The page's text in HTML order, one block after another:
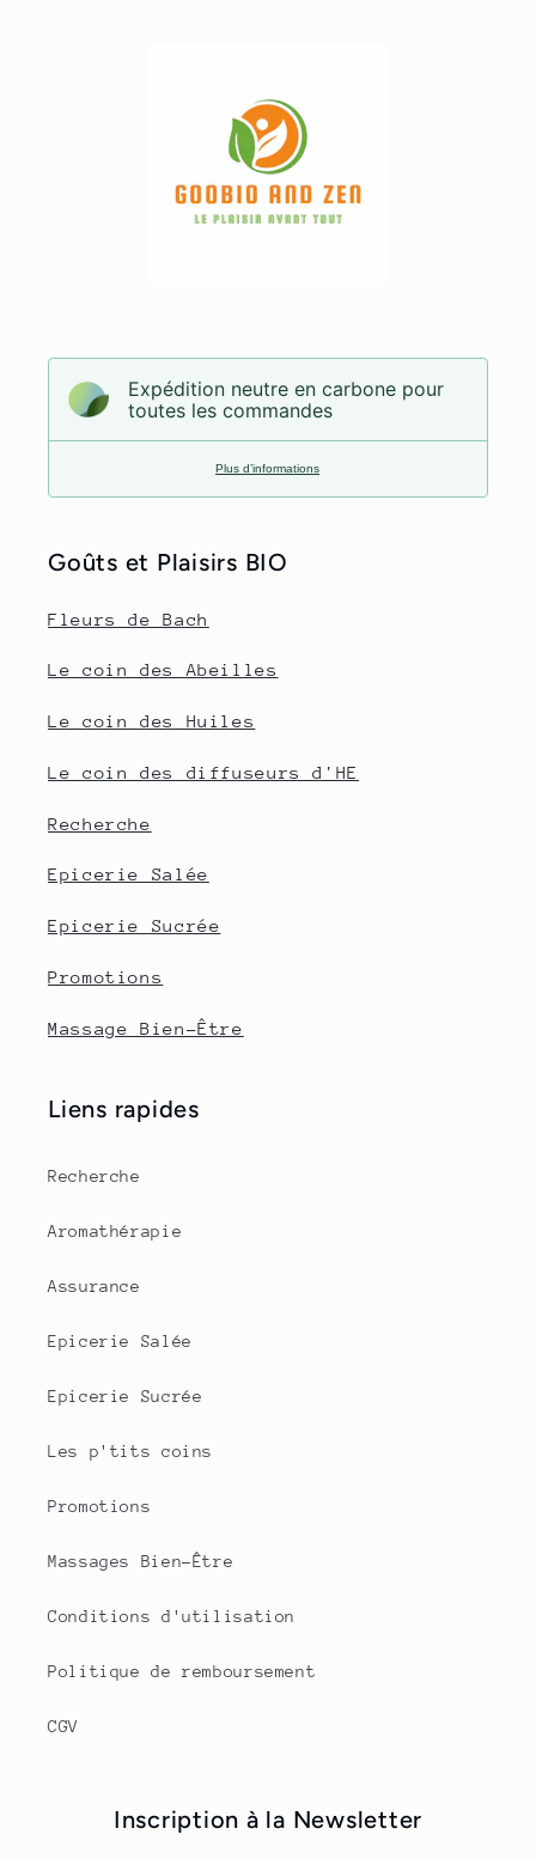
Expédition neutre en carbone pour
toutes les commandes
Plus d’informations
Goûts et Plaisirs BIO
Fleurs de Bach
Le coin des Abeilles
Le coin des Huiles
Le coin des diffuseurs d'HE
Recherche
Epicerie Salée
Epicerie Sucrée
Promotions
Massage Bien-Être
Liens rapides
Recherche
Aromathérapie
Assurance
Epicerie Salée
Epicerie Sucrée
Les p'tits coins
Promotions
Massages Bien-Être
Conditions d'utilisation
Politique de remboursement
CGV
Inscription à la Newsletter